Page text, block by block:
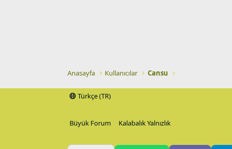
Anasayfa Kullanıcılar Cansu
Türkçe (TR)
Büyük Forum Kalabalık Yalnızlık